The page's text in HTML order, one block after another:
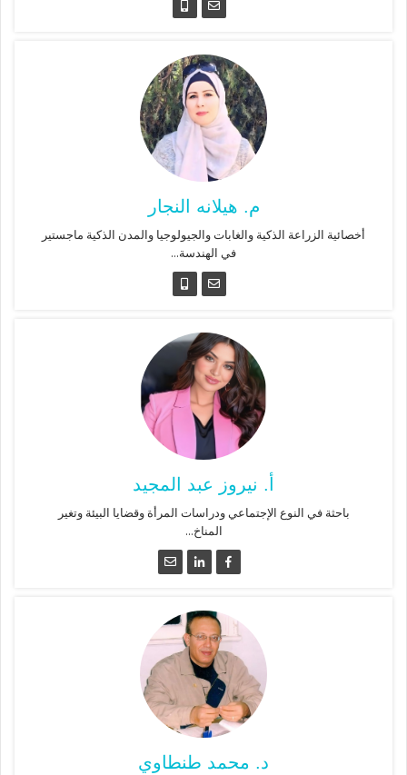
م. هيلانه النجار
أخصائية الزراعة الذكية والغابات والجيولوجيا والمدن الذكية ماجستير
في الهندسة...
أ. نيروز عبد المجيد
باحثة في النوع الإجتماعي ودراسات المرأة وقضايا البيئة وتغير
المناخ...
د. محمد طنطاوي